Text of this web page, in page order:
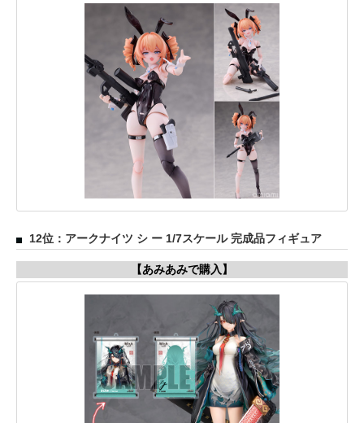
12位：アークナイツ シ ー 1/7スケール 完成品フィギュア
【あみあみで購入】